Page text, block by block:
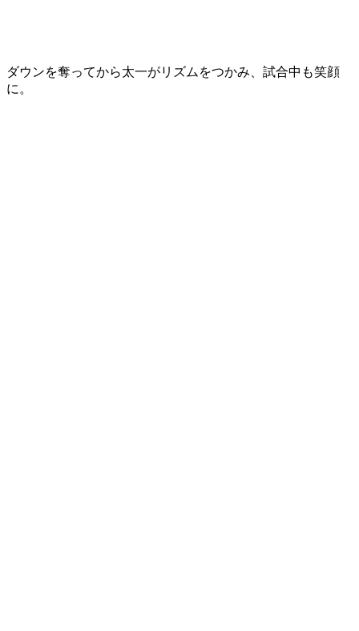
ダウンを奪ってから太一がリズムをつかみ、試合中も笑顔
に。